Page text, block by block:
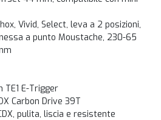
Vivid, Select, leva a 2 posizioni,
a punto Moustache, 230-65
TE1 E-Trigger
Carbon Drive 39T
pulita, liscia e resistente